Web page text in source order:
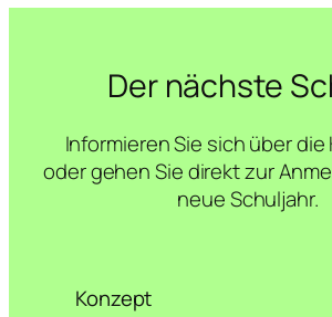
Der nächste
Informieren Sie sich über
oder gehen Sie direkt zur
neue Schuljahr.
Konzept